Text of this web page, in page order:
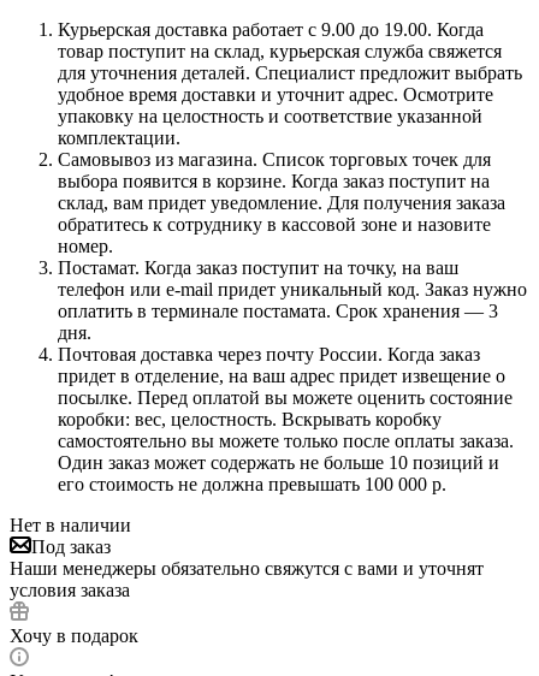
Курьерская доставка работает с 9.00 до 19.00. Когда
товар поступит на склад, курьерская служба свяжется
для уточнения деталей. Специалист предложит выбрать
удобное время доставки и уточнит адрес. Осмотрите
упаковку на целостность и соответствие указанной
комплектации.
Самовывоз из магазина. Список торговых точек для
выбора появится в корзине. Когда заказ поступит на
склад, вам придет уведомление. Для получения заказа
обратитесь к сотруднику в кассовой зоне и назовите
номер.
Постамат. Когда заказ поступит на точку, на ваш
телефон или e-mail придет уникальный код. Заказ нужно
оплатить в терминале постамата. Срок хранения — 3
дня.
Почтовая доставка через почту России. Когда заказ
придет в отделение, на ваш адрес придет извещение о
посылке. Перед оплатой вы можете оценить состояние
коробки: вес, целостность. Вскрывать коробку
самостоятельно вы можете только после оплаты заказа.
Один заказ может содержать не больше 10 позиций и
его стоимость не должна превышать 100 000 р.
Нет в наличии
Под заказ
Наши менеджеры обязательно свяжутся с вами и уточнят
условия заказа
Хочу в подарок